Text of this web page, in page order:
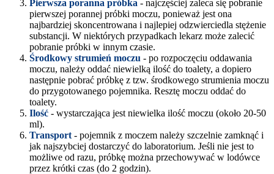
Pierwsza poranna próbka - najczęściej zaleca się pobranie
pierwszej porannej próbki moczu, ponieważ jest ona
najbardziej skoncentrowana i najlepiej odzwierciedla stężenie
substancji. W niektórych przypadkach lekarz może zalecić
pobranie próbki w innym czasie.
Środkowy strumień moczu - po rozpoczęciu oddawania
moczu, należy oddać niewielką ilość do toalety, a dopiero
następnie pobrać próbkę z tzw. środkowego strumienia moczu
do przygotowanego pojemnika. Resztę moczu oddać do
toalety.
Ilość - wystarczająca jest niewielka ilość moczu (około 20-50
ml).
Transport - pojemnik z moczem należy szczelnie zamknąć i
jak najszybciej dostarczyć do laboratorium. Jeśli nie jest to
możliwe od razu, próbkę można przechowywać w lodówce
przez krótki czas (do 2 godzin).